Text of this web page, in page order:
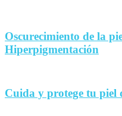
Oscurecimiento de la
Hiperpigmentación
Cuida y protege tu piel